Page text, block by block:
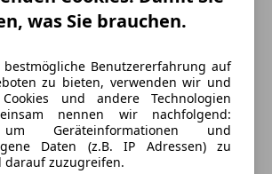
was Sie brauchen.
Benutzererfahrung auf
zu bieten, verwenden wir und
und andere Technologien
nennen wir nachfolgend:
um Geräteinformationen und
Daten (z.B. IP Adressen) zu
darauf zuzugreifen.